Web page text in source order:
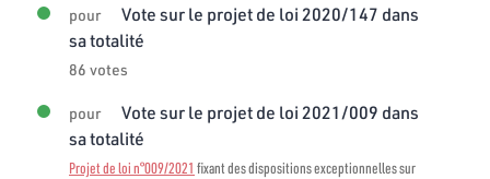
pour
Vote sur le projet de loi 2020/147 dans
sa totalité
86 votes
pour
Vote sur le projet de loi 2021/009 dans
sa totalité
Projet de loi n°009/2021 fixant des dispositions exceptionnelles sur